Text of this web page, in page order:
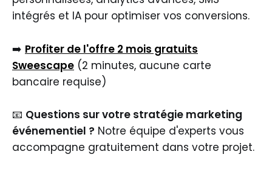
intégrés et IA pour optimiser vos conversions.
➡️ Profiter de l'offre 2 mois gratuits
Sweescape (2 minutes, aucune carte
bancaire requise)
📧 Questions sur votre stratégie marketing
événementiel ? Notre équipe d'experts vous
accompagne gratuitement dans votre projet.